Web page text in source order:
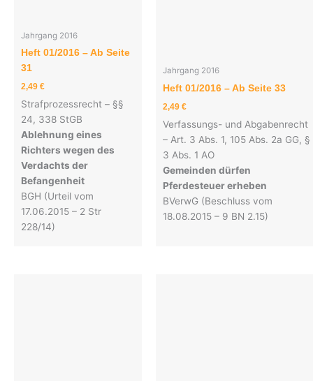
Jahrgang 2016
Heft 01/2016 – Ab Seite
31
2,49 €
Strafprozessrecht – §§
24, 338 StGB
Ablehnung eines
Richters wegen des
Verdachts der
Befangenheit
BGH (Urteil vom
17.06.2015 – 2 Str
228/14)
Jahrgang 2016
Heft 01/2016 – Ab Seite 33
2,49 €
Verfassungs- und Abgabenrecht
– Art. 3 Abs. 1, 105 Abs. 2a GG, §
3 Abs. 1 AO
Gemeinden dürfen
Pferdesteuer erheben
BVerwG (Beschluss vom
18.08.2015 – 9 BN 2.15)